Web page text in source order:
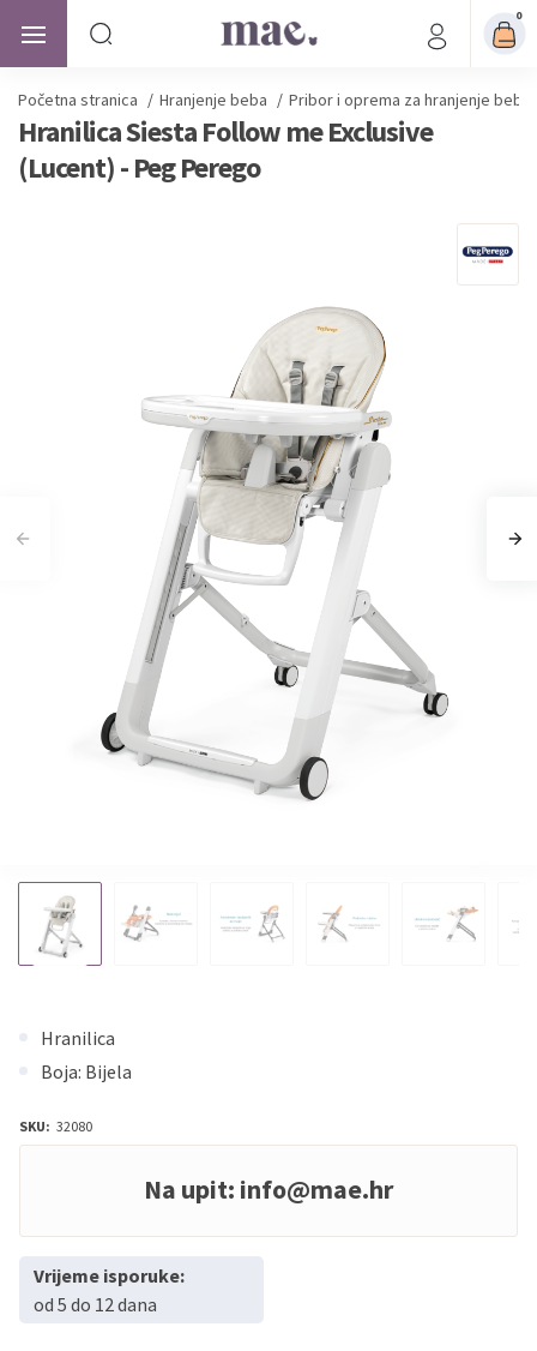
0
Početna stranica / Hranjenje beba / Pribor i oprema za hranjenje beba
Hranilica Siesta Follow me Exclusive
(Lucent) - Peg Perego
Hranilica
Boja: Bijela
SKU: 32080
Na upit: info@mae.hr
Vrijeme isporuke:
od 5 do 12 dana